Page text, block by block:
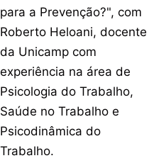
para a Prevenção?", com
Roberto Heloani, docente
da Unicamp com
experiência na área de
Psicologia do Trabalho,
Saúde no Trabalho e
Psicodinâmica do
Trabalho.